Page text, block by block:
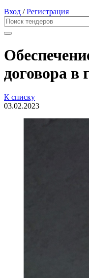
Вход /Регистрация
договора в
К списку
03.02.2023